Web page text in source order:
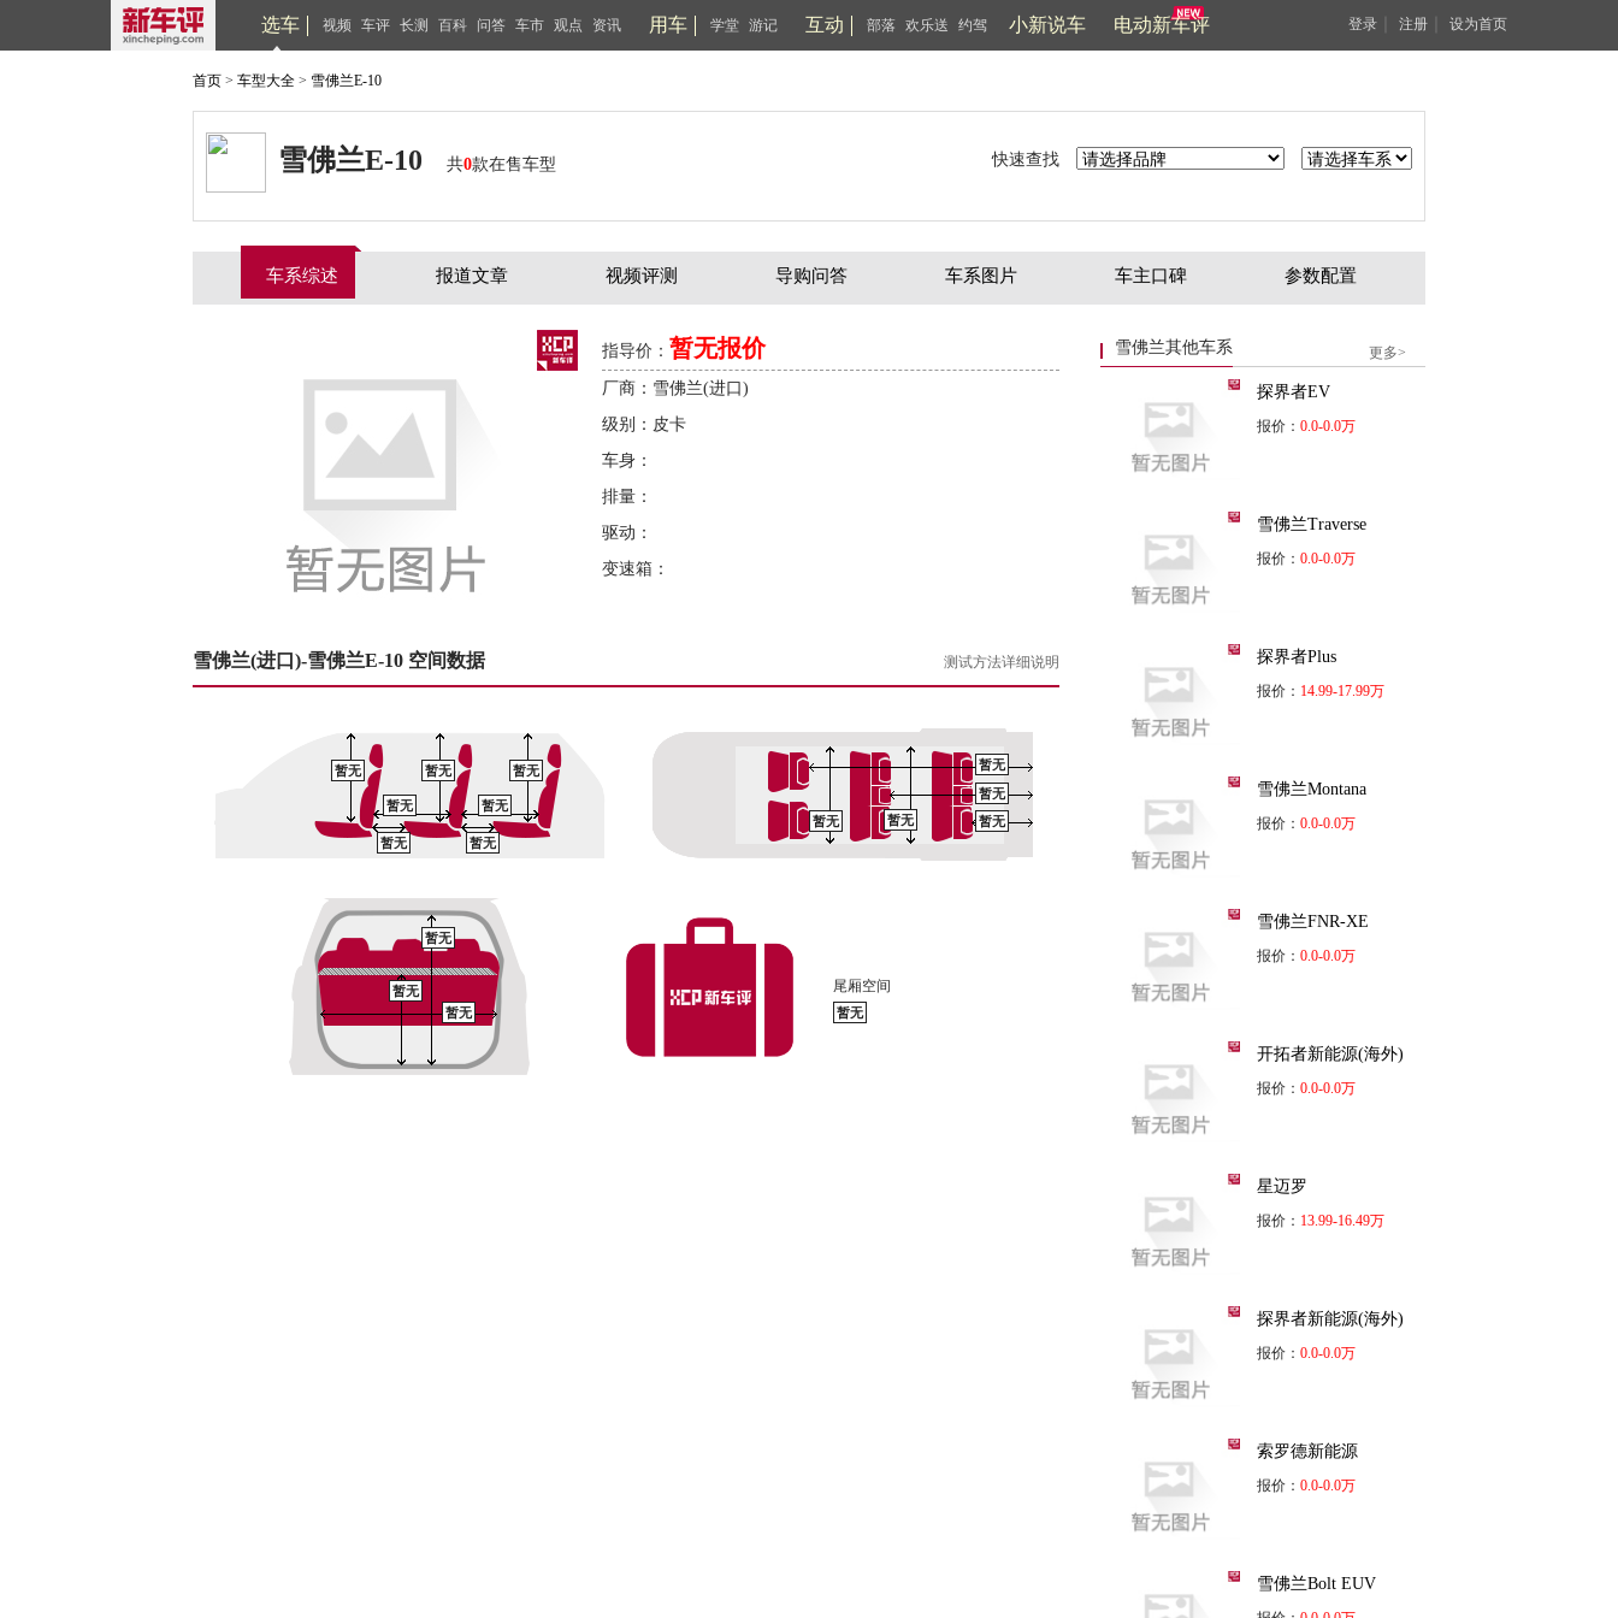
选车 视频 车评 长测 百科 问答 车市 观点 资讯 用车 学堂 游记 互动 部落 欢乐送 约驾 小新说车 电动新车评 登录 注册 设为首页
首页 > 车型大全 > 雪佛兰E-10
雪佛兰E-10 共0款在售车型 快速查找
车系综述 报道文章 视频评测 导购问答 车系图片 车主口碑 参数配置
指导价： 暂无报价
厂商：雪佛兰(进口)
级别：皮卡
车身：
排量：
驱动：
变速箱：
测试方法详细说明
雪佛兰(进口)-雪佛兰E-10 空间数据
暂无 暂无 暂无
暂无
暂无 暂无
暂无
暂无
暂无
暂无
暂无
暂无
暂无
暂无
暂无
尾厢空间
暂无
雪佛兰其他车系 更多>
探界者EV
报价： 0.0-0.0万
雪佛兰Traverse
报价： 0.0-0.0万
探界者Plus
报价： 14.99-17.99万
雪佛兰Montana
报价： 0.0-0.0万
雪佛兰FNR-XE
报价： 0.0-0.0万
开拓者新能源(海外)
报价： 0.0-0.0万
星迈罗
报价： 13.99-16.49万
探界者新能源(海外)
报价： 0.0-0.0万
索罗德新能源
报价： 0.0-0.0万
雪佛兰Bolt EUV